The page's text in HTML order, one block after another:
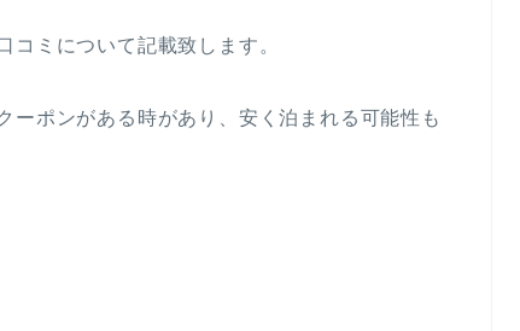
コミについて記載致します。
ーポンがある時があり、安く泊まれる可能性も